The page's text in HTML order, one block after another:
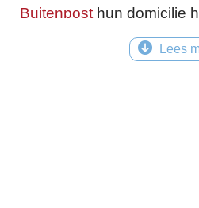
Buitenpost hun domicilie
kerkinterieur een deftig
een klein rugpositief is in
Lees